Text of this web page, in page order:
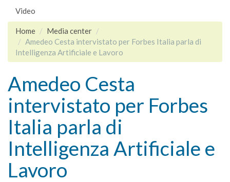
Video
Home
Media center
Amedeo Cesta intervistato per Forbes Italia parla di
Intelligenza Artificiale e Lavoro
Amedeo Cesta
intervistato per Forbes
Italia parla di
Intelligenza Artificiale e
Lavoro